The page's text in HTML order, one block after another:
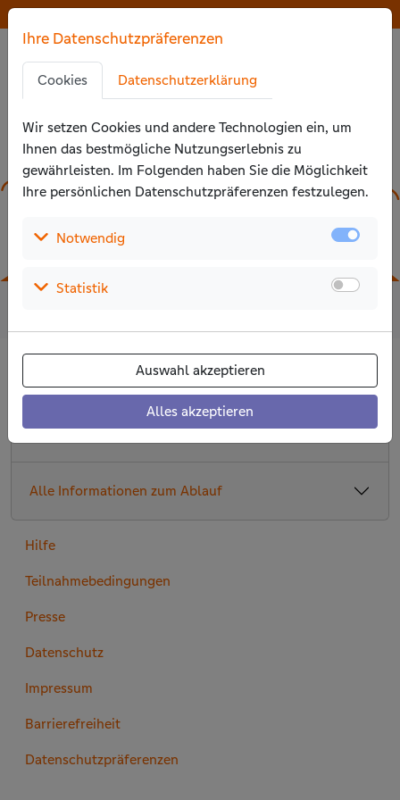
Zu den Hauptinhalten springenDer Wettbewerb ist beendet
Der Wettbewerb ist beendet
14
Hier geht es zur Abstimmung
Hier geht es zur Bewerbung
Alle Informationen zum Ablauf
Hilfe
Teilnahmebedingungen
Presse
Datenschutz
Impressum
Barrierefreiheit
Datenschutzpräferenzen
Zu den Cookie-Einstellungen springen
Zur Privatssphäreerklärung springen
Ihre Datenschutzpräferenzen
Cookies Datenschutzerklärung
Wir setzen Cookies und andere Technologien ein, um
Ihnen das bestmögliche Nutzungs­erlebnis zu
gewährleisten. Im Folgenden haben Sie die Möglichkeit
Ihre persönlichen Daten­schutz­präferenzen festzulegen.
Notwendig(Auswählen um die Details aufzuklappen)
Statistik(Auswählen um die Details aufzuklappen)
Auswahl akzeptieren
Alles akzeptieren